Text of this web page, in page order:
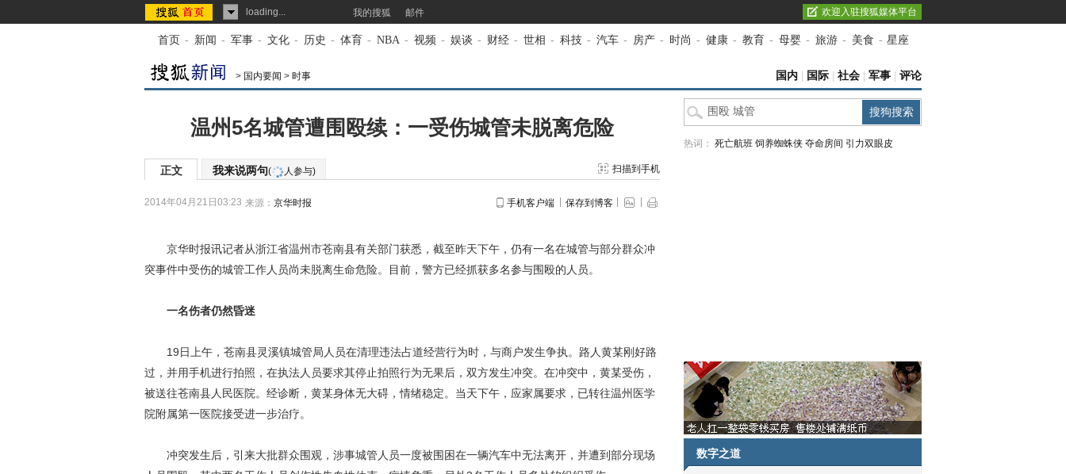
loading... 我的搜狐 邮件 欢迎入驻搜狐媒体平台
首页 - 新闻 - 军事 - 文化 - 历史 - 体育 - NBA - 视频 - 娱谈 - 财经 - 世相 - 科技 - 汽车 - 房产 - 时尚 - 健康 - 教育 - 母婴 - 旅游 - 美食 - 星座
> 国内要闻 > 时事 国内 国际 社会 军事 评论
温州5名城管遭围殴续：一受伤城管未脱离危险
正文 我来说两句( 人参与) 扫描到手机
2014年04月21日03:23 来源： 京华时报 手机客户端 保存到博客
京华时报讯记者从浙江省温州市苍南县有关部门获悉，截至昨天下午，仍有一名在城管与部分群众冲
突事件中受伤的城管工作人员尚未脱离生命危险。目前，警方已经抓获多名参与围殴的人员。
一名伤者仍然昏迷
19日上午，苍南县灵溪镇城管局人员在清理违法占道经营行为时，与商户发生争执。路人黄某刚好路
过，并用手机进行拍照，在执法人员要求其停止拍照行为无果后，双方发生冲突。在冲突中，黄某受伤，
被送往苍南县人民医院。经诊断，黄某身体无大碍，情绪稳定。当天下午，应家属要求，已转往温州医学
院附属第一医院接受进一步治疗。
冲突发生后，引来大批群众围观，涉事城管人员一度被围困在一辆汽车中无法离开，并遭到部分现场
热词： 死亡航班 饲养蜘蛛侠 夺命房间 引力双眼皮
数字之道